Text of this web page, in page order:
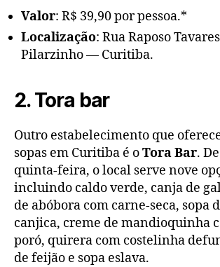
Valor: R$ 39,90 por pessoa.*
Localização: Rua Raposo
Pilarzinho — Curitiba.
2. Tora bar
Outro estabelecimento que
sopas em Curitiba é oTora Bar.
quinta-feira, o local serve nove
incluindo caldo verde, canja de
de abóbora com carne-seca, sopa
canjica, creme de mandioquinha
poró, quirera com costelinha
de feijão e sopa eslava.